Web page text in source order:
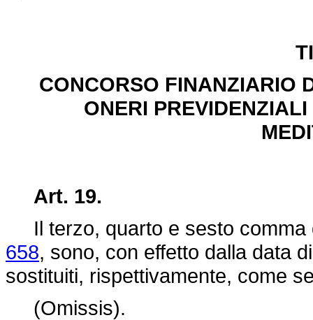
CONCORSO FINANZIARIO
ONERI
Art. 19.
Il terzo, quarto e sesto comma
658, sono, con effetto dalla data
sostituiti, rispettivamente, come
(Omissis).